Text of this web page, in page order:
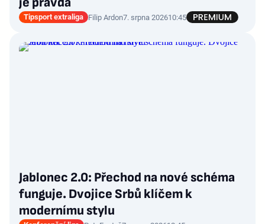
Tipsport extraliga Filip Ardon7. srpna 202610:45
Jablonec 2.0: Přechod na nové schéma
funguje. Dvojice Srbů klíčem k
modernímu stylu